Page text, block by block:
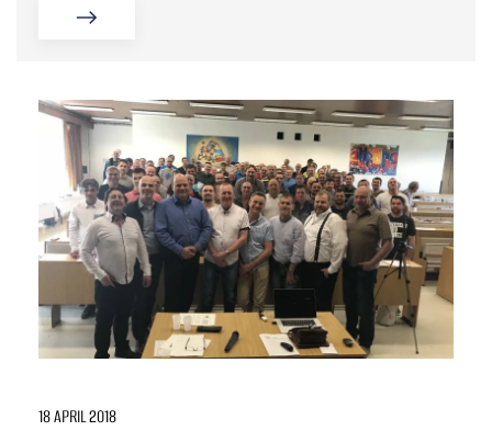
18 APRIL 2018